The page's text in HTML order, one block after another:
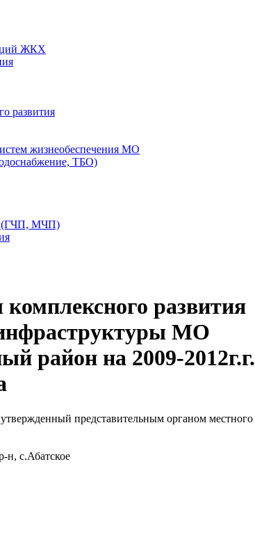
ЖКХ
развития
жизнеобеспечения МО
ТБО)
(ГЧП, МЧП)
развития
МО
район на 2009-2012г.г.
представительным органом местного
н, с.Абатское